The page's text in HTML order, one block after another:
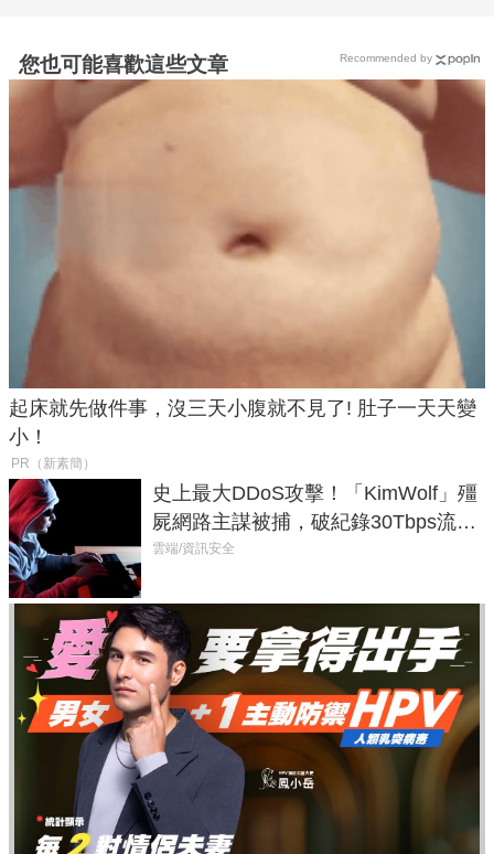
您也可能喜歡這些文章
起床就先做件事，沒三天小腹就不見了! 肚子一天天變
小！
PR（新素簡）
史上最大DDoS攻擊！「KimWolf」殭
屍網路主謀被捕，破紀錄30Tbps流量
癱瘓全球！
雲端/資訊安全
Recommended by